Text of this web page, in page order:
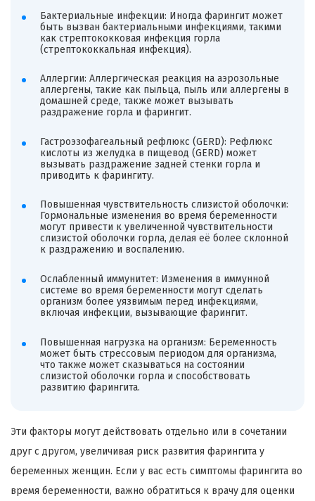
Бактериальные инфекции: Иногда фарингит может
быть вызван бактериальными инфекциями, такими
как стрептококковая инфекция горла
(стрептококкальная инфекция).
Аллергии: Аллергическая реакция на аэрозольные
аллергены, такие как пыльца, пыль или аллергены в
домашней среде, также может вызывать
раздражение горла и фарингит.
Гастроэзофагеальный рефлюкс (GERD): Рефлюкс
кислоты из желудка в пищевод (GERD) может
вызывать раздражение задней стенки горла и
приводить к фарингиту.
Повышенная чувствительность слизистой оболочки:
Гормональные изменения во время беременности
могут привести к увеличенной чувствительности
слизистой оболочки горла, делая её более склонной
к раздражению и воспалению.
Ослабленный иммунитет: Изменения в иммунной
системе во время беременности могут сделать
организм более уязвимым перед инфекциями,
включая инфекции, вызывающие фарингит.
Повышенная нагрузка на организм: Беременность
может быть стрессовым периодом для организма,
что также может сказываться на состоянии
слизистой оболочки горла и способствовать
развитию фарингита.
Эти факторы могут действовать отдельно или в сочетании
друг с другом, увеличивая риск развития фарингита у
беременных женщин. Если у вас есть симптомы фарингита во
время беременности, важно обратиться к врачу для оценки